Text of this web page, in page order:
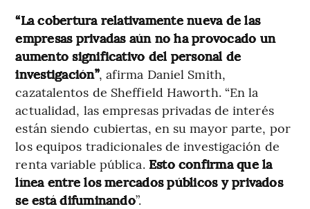
“La cobertura relativamente nueva de las
empresas privadas aún no ha provocado un
aumento significativo del personal de
investigación”, afirma Daniel Smith,
cazatalentos de Sheffield Haworth. “En la
actualidad, las empresas privadas de interés
están siendo cubiertas, en su mayor parte, por
los equipos tradicionales de investigación de
renta variable pública. Esto confirma que la
línea entre los mercados públicos y privados
se está difuminando”.